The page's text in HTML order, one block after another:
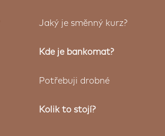
Jaký je směnný kurz?
Kde je bankomat?
Potřebuji drobné
Kolik to stojí?